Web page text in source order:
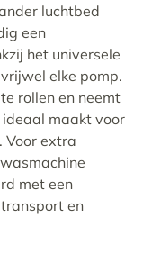
luchtbed
een
het universele
elke pomp.
rollen en neemt
maakt voor
Voor extra
met een
en